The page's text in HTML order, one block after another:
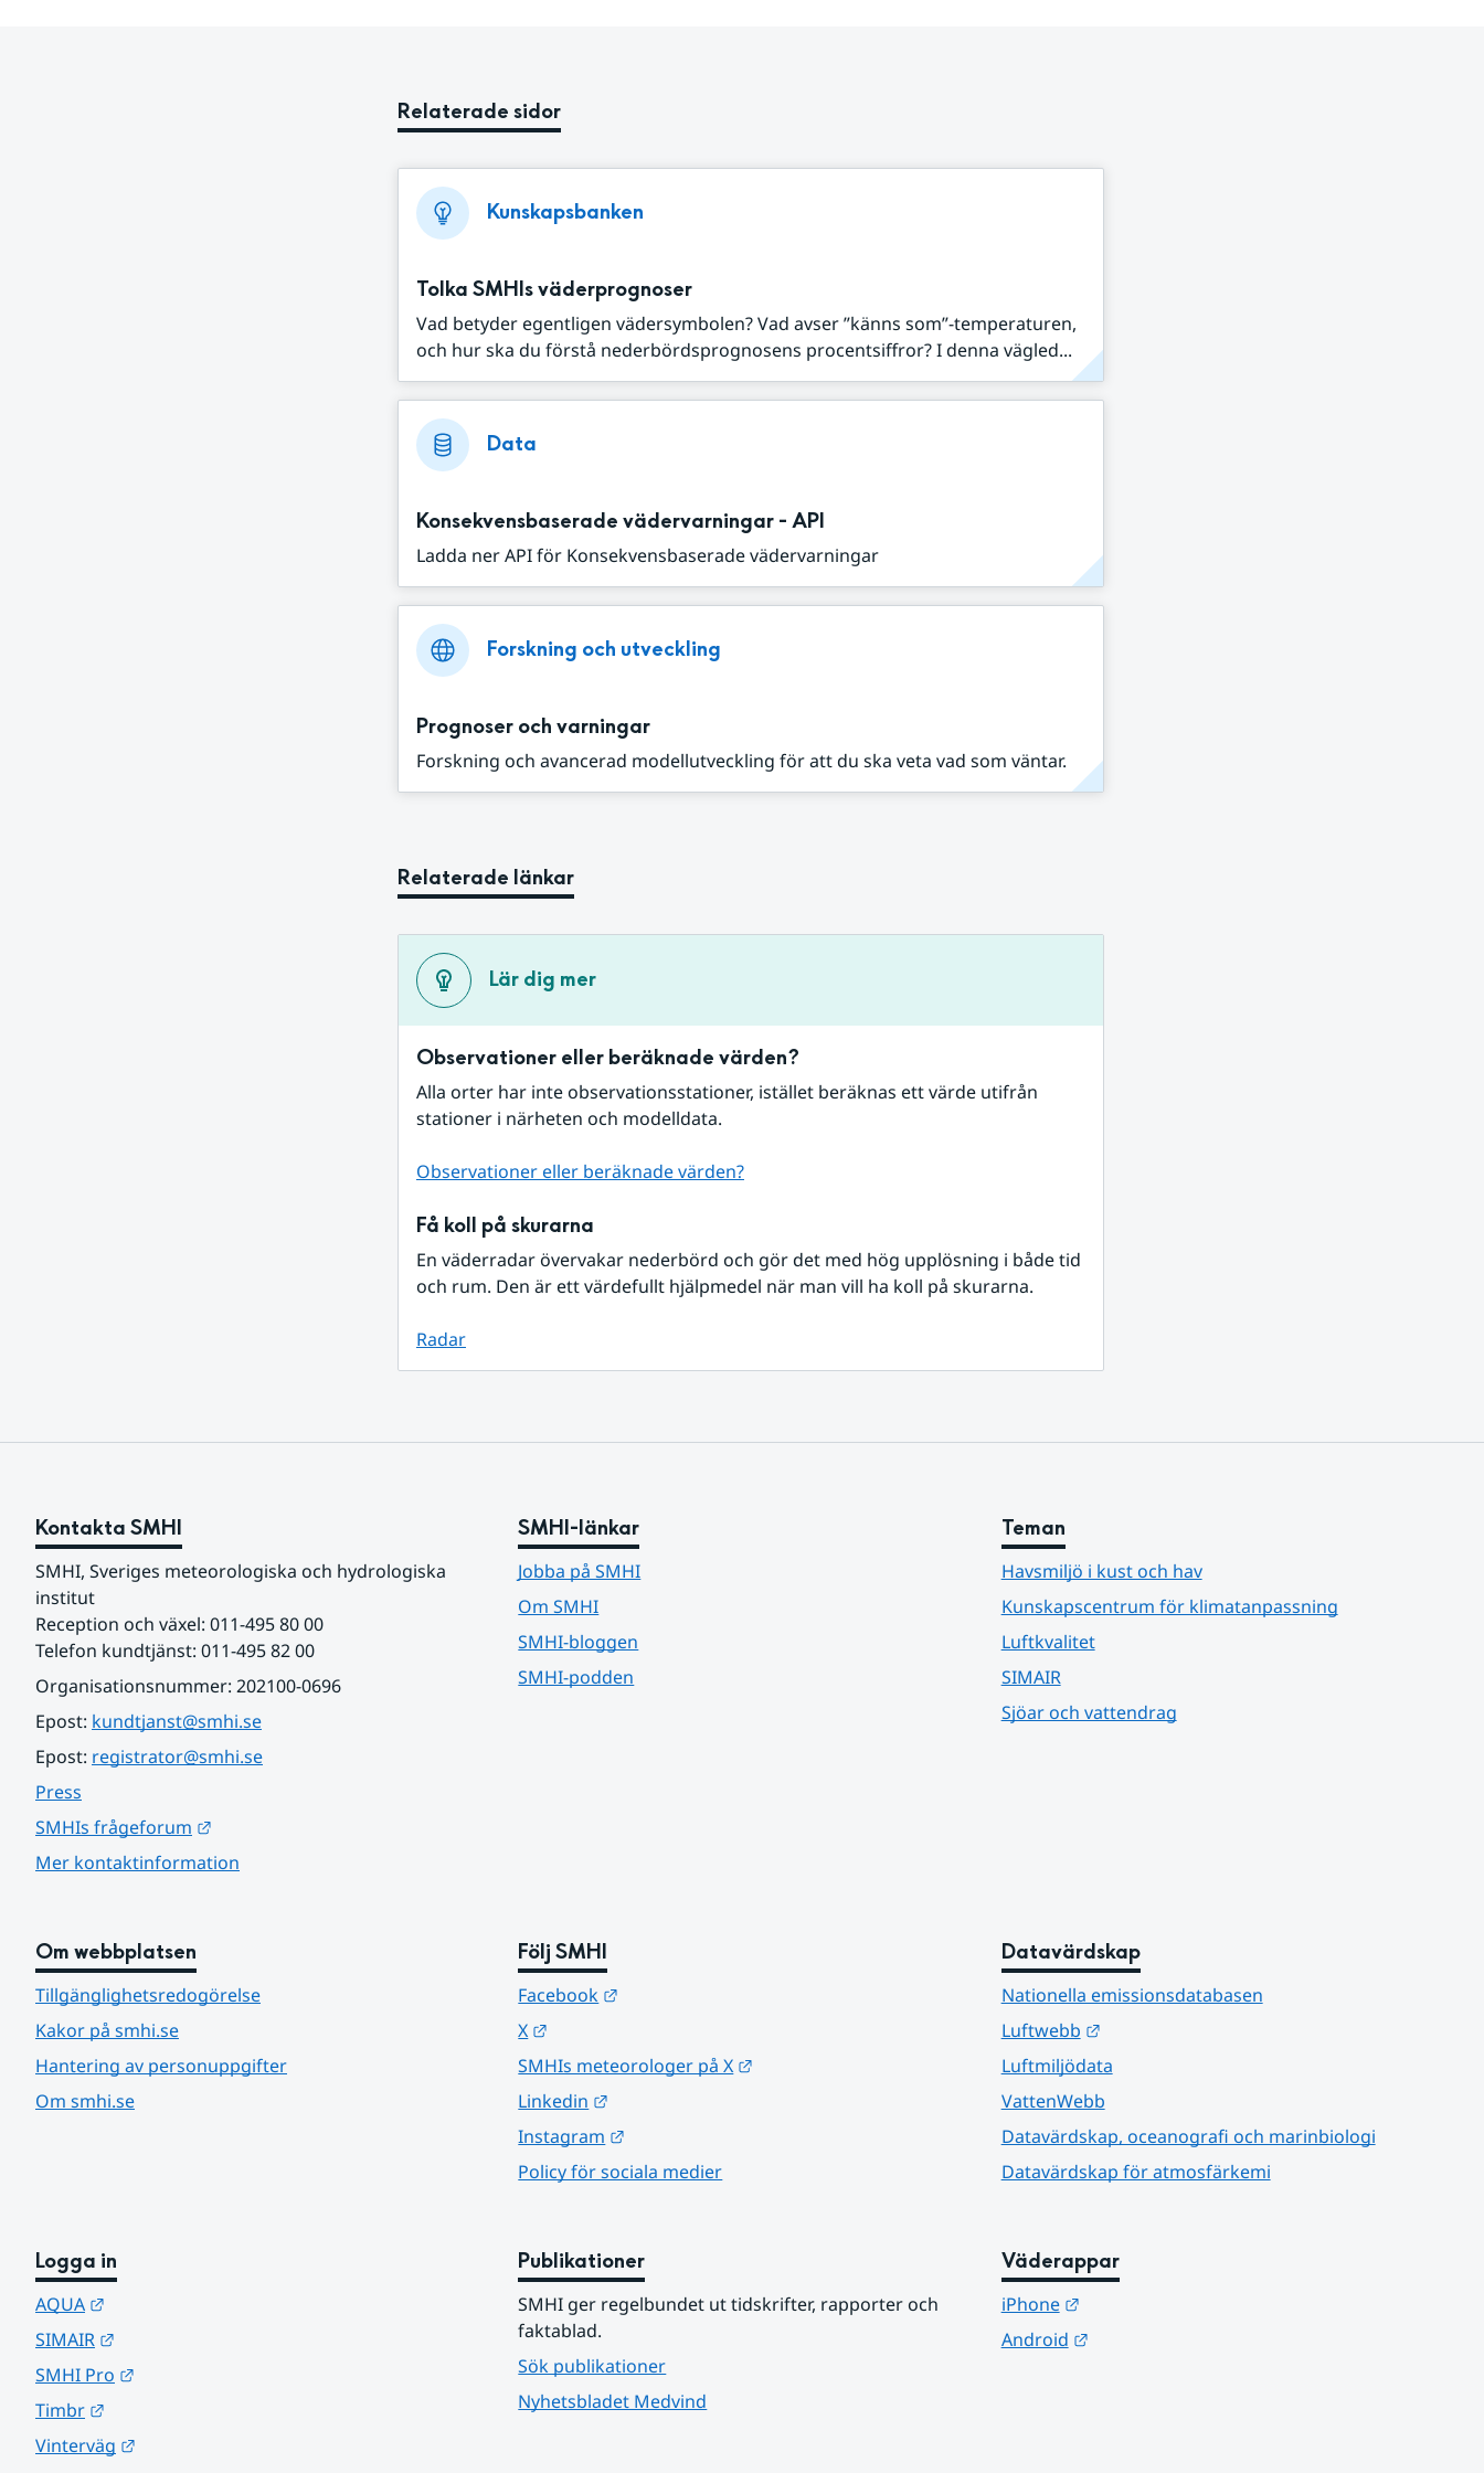
Relaterade sidor
Kunskapsbanken
Tolka SMHIs väderprognoser
Vad betyder egentligen vädersymbolen? Vad avser ”känns som”-temperaturen,
och hur ska du förstå nederbördsprognosens procentsiffror? I denna vägled...
Data
Konsekvensbaserade vädervarningar - API
Ladda ner API för Konsekvensbaserade vädervarningar
Forskning och utveckling
Prognoser och varningar
Forskning och avancerad modellutveckling för att du ska veta vad som väntar.
Relaterade länkar
Lär dig mer
Observationer eller beräknade värden?
Alla orter har inte observationsstationer, istället beräknas ett värde utifrån
stationer i närheten och modelldata.
Observationer eller beräknade värden?
Få koll på skurarna
En väderradar övervakar nederbörd och gör det med hög upplösning i både tid
och rum. Den är ett värdefullt hjälpmedel när man vill ha koll på skurarna.
Radar
Kontakta SMHI
SMHI, Sveriges meteorologiska och hydrologiska
institut
Reception och växel: 011-495 80 00
Telefon kundtjänst: 011-495 82 00
Organisationsnummer: 202100-0696
Epost: kundtjanst@smhi.se
Epost: registrator@smhi.se
Press
SMHIs frågeforum
Mer kontaktinformation
SMHI-länkar
Jobba på SMHI
Om SMHI
SMHI-bloggen
SMHI-podden
Teman
Havsmiljö i kust och hav
Kunskapscentrum för klimatanpassning
Luftkvalitet
SIMAIR
Sjöar och vattendrag
Om webbplatsen
Tillgänglighetsredogörelse
Kakor på smhi.se
Hantering av personuppgifter
Om smhi.se
Följ SMHI
Facebook
X
SMHIs meteorologer på X
Linkedin
Instagram
Policy för sociala medier
Datavärdskap
Nationella emissionsdatabasen
Luftwebb
Länk till annan webbplats.
Luftmiljödata
VattenWebb
Datavärdskap, oceanografi och marinbiologi
Datavärdskap för atmosfärkemi
Logga in
AQUA
SIMAIR
SMHI Pro
Timbr
Vinterväg
Publikationer
SMHI ger regelbundet ut tidskrifter, rapporter och
faktablad.
Sök publikationer
Nyhetsbladet Medvind
Väderappar
iPhone
Länk till annan webbplats.
Android
Länk till annan webbplats.